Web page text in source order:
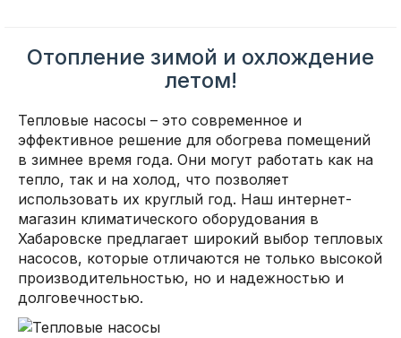
Отопление зимой и охлождение
летом!
Тепловые насосы – это современное и
эффективное решение для обогрева помещений
в зимнее время года. Они могут работать как на
тепло, так и на холод, что позволяет
использовать их круглый год. Наш интернет-
магазин климатического оборудования в
Хабаровске предлагает широкий выбор тепловых
насосов, которые отличаются не только высокой
производительностью, но и надежностью и
долговечностью.